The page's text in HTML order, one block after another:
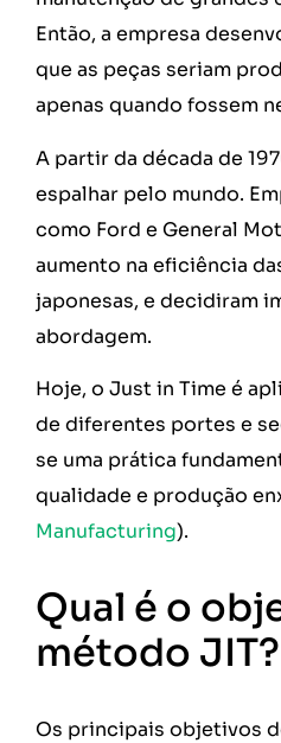
Então, a empresa
que as peças seriam
apenas quando fossem
A partir da década de
espalhar pelo mundo.
como Ford e General
aumento na eficiência
japonesas, e decidiram
abordagem.
Hoje, o Just in Time é
de diferentes portes e
se uma prática
qualidade e produção
Manufacturing).
Qual é o
método JIT?
Os principais objetivos